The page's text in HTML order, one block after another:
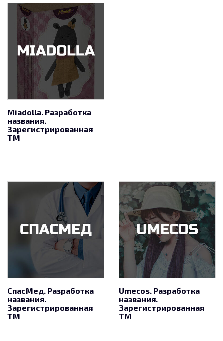
Miadolla. Разработка
названия.
Зарегистрированная
ТМ
СпасМед. Разработка
названия.
Зарегистрированная
ТМ
Umecos. Разработка
названия.
Зарегистрированная
ТМ